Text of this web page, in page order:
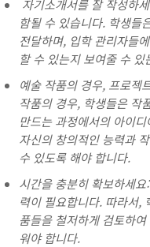
자기소개서를 잘 작성하
함될 수 있습니다. 학생들
전달하며, 입학 관리자들
할 수 있는지 보여줄 수
예술 작품의 경우, 프로젝
작품의 경우, 학생들은 작
만드는 과정에서의 아이
자신의 창의적인 능력과
수 있도록 해야 합니다.
시간을 충분히 확보하세
력이 필요합니다. 따라서,
품들을 철저하게 검토하
워야 합니다.